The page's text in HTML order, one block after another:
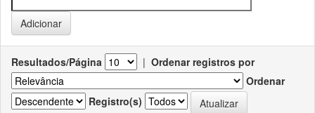
Resultados/Página | Ordenar registros por
Ordenar
Registro(s)